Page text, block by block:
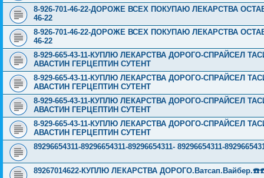
8-926-701-46-22-ДОРОЖЕ ВСЕХ ПОКУПАЮ ЛЕКАРСТВА
46-22
8-926-701-46-22-ДОРОЖЕ ВСЕХ ПОКУПАЮ ЛЕКАРСТВА
46-22
8-929-665-43-11-КУПЛЮ ЛЕКАРСТВА ДОРОГО-СПРАЙСЕЛ
АВАСТИН ГЕРЦЕПТИН СУТЕНТ
8-929-665-43-11-КУПЛЮ ЛЕКАРСТВА ДОРОГО-СПРАЙСЕЛ
АВАСТИН ГЕРЦЕПТИН СУТЕНТ
8-929-665-43-11-КУПЛЮ ЛЕКАРСТВА ДОРОГО-СПРАЙСЕЛ
АВАСТИН ГЕРЦЕПТИН СУТЕНТ
8-929-665-43-11-КУПЛЮ ЛЕКАРСТВА ДОРОГО-СПРАЙСЕЛ
АВАСТИН ГЕРЦЕПТИН СУТЕНТ
89296654311-89296654311-89296654311- 89296654311-
89267014622-КУПЛЮ ЛЕКАРСТВА